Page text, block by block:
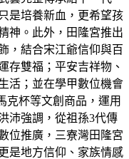
是培養新血，更希望孩
神。此外，田隆宮推出
，結合宋江爺信仰與百
存雙福；平安吉祥物、
活；並在學甲數位機會
克杯等文創商品，運用
沛強調，從祖孫3代傳
位推廣，三寮灣田隆宮
是地方信仰、家族情感